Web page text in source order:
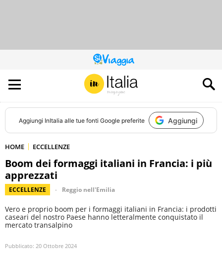
QUESTO
SITO
CONTRIBUISCE
ALL’AUDIENCE
DI
Aggiungi InItalia alle tue fonti Google preferite Aggiungi
HOME ECCELLENZE
Boom dei formaggi italiani in Francia: i più
apprezzati
ECCELLENZE Reggio nell'Emilia
Vero e proprio boom per i formaggi italiani in Francia: i prodotti
caseari del nostro Paese hanno letteralmente conquistato il
mercato transalpino
Pubblicato: 20 Ottobre 2024